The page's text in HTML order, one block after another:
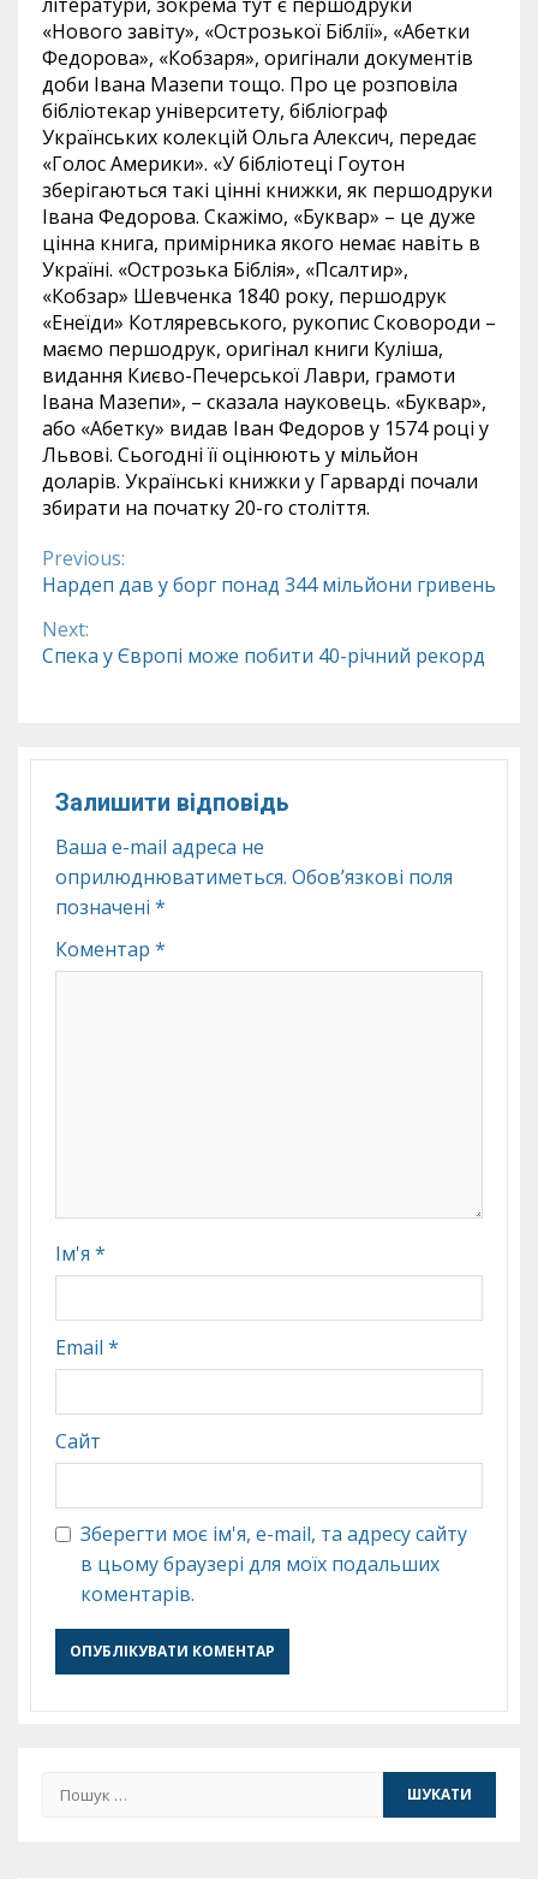
«Нового завіту», «Острозької Біблії», «Абетки
Федорова», «Кобзаря», оригінали документів
доби Івана Мазепи тощо. Про це розповіла
бібліотекар університету, бібліограф
Українських колекцій Ольга Алексич, передає
«Голос Америки». «У бібліотеці Гоутон
зберігаються такі цінні книжки, як першодруки
Івана Федорова. Скажімо, «Буквар» – це дуже
цінна книга, примірника якого немає навіть в
Україні. «Острозька Біблія», «Псалтир»,
«Кобзар» Шевченка 1840 року, першодрук
«Енеїди» Котляревського, рукопис Сковороди –
маємо першодрук, оригінал книги Куліша,
видання Києво-Печерської Лаври, грамоти
Івана Мазепи», – сказала науковець. «Буквар»,
або «Абетку» видав Іван Федоров у 1574 році у
Львові. Сьогодні її оцінюють у мільйон
доларів. Українські книжки у Гарварді почали
збирати на початку 20-го століття.
Continue
Reading
Previous:
Нардеп дав у борг понад 344 мільйони гривень
Next:
Спека у Європі може побити 40-річний рекорд
Залишити відповідь
Ваша e-mail адреса не
оприлюднюватиметься. Обов’язкові поля
позначені *
Коментар *
Ім'я *
Email *
Сайт
Зберегти моє ім'я, e-mail, та адресу сайту
в цьому браузері для моїх подальших
коментарів.
Пошук: